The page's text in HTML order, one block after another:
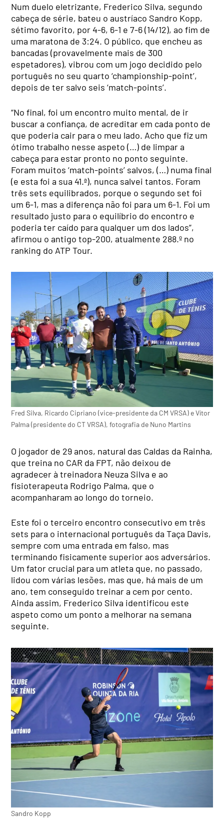
Num duelo eletrizante, Frederico Silva, segundo
cabeça de série, bateu o austríaco Sandro Kopp,
sétimo favorito, por 4-6, 6-1 e 7-6 (14/12), ao fim de
uma maratona de 3:24. O público, que encheu as
bancadas (provavelmente mais de 300
espetadores), vibrou com um jogo decidido pelo
português no seu quarto ‘championship-point’,
depois de ter salvo seis ‘match-points’.
“No final, foi um encontro muito mental, de ir
buscar a confiança, de acreditar em cada ponto de
que poderia cair para o meu lado. Acho que fiz um
ótimo trabalho nesse aspeto (…) de limpar a
cabeça para estar pronto no ponto seguinte.
Foram muitos ‘match-points’ salvos, (…) numa final
(e esta foi a sua 41.ª), nunca salvei tantos. Foram
três sets equilibrados, porque o segundo set foi
um 6-1, mas a diferença não foi para um 6-1. Foi um
resultado justo para o equilíbrio do encontro e
poderia ter caído para qualquer um dos lados”,
afirmou o antigo top-200, atualmente 288.º no
ranking do ATP Tour.
Fred Silva, Ricardo Cipriano (vice-presidente da CM VRSA) e Vítor
Palma (presidente do CT VRSA), fotografia de Nuno Martins
O jogador de 29 anos, natural das Caldas da Rainha,
que treina no CAR da FPT, não deixou de
agradecer à treinadora Neuza Silva e ao
fisioterapeuta Rodrigo Palma, que o
acompanharam ao longo do torneio.
Este foi o terceiro encontro consecutivo em três
sets para o internacional português da Taça Davis,
sempre com uma entrada em falso, mas
terminando fisicamente superior aos adversários.
Um fator crucial para um atleta que, no passado,
lidou com várias lesões, mas que, há mais de um
ano, tem conseguido treinar a cem por cento.
Ainda assim, Frederico Silva identificou este
aspeto como um ponto a melhorar na semana
seguinte.
Sandro Kopp